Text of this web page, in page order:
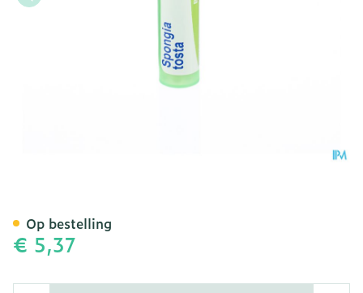
€ 5,37
Op bestelling